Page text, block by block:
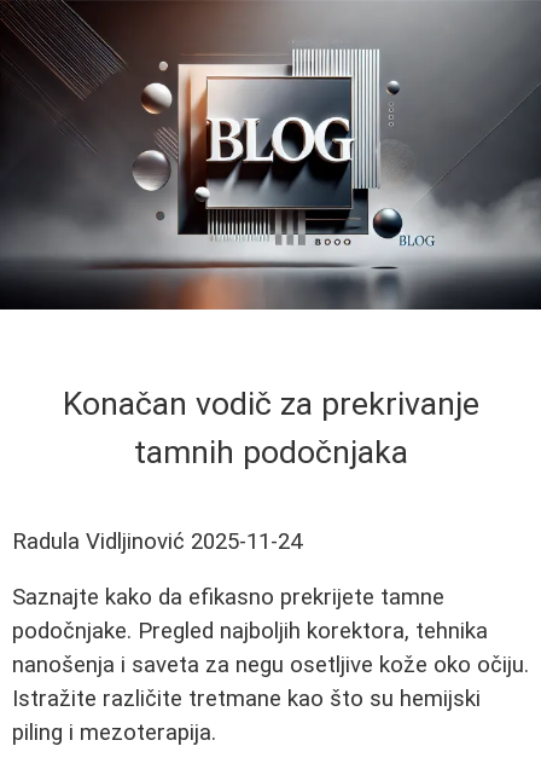
Konačan vodič za prekrivanje
tamnih podočnjaka
Radula Vidljinović 2025-11-24
Saznajte kako da efikasno prekrijete tamne
podočnjake. Pregled najboljih korektora, tehnika
nanošenja i saveta za negu osetljive kože oko očiju.
Istražite različite tretmane kao što su hemijski
piling i mezoterapija.